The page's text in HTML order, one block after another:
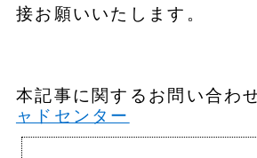
接お願いいたします。
本記事に関するお問い合わ
ャドセンター